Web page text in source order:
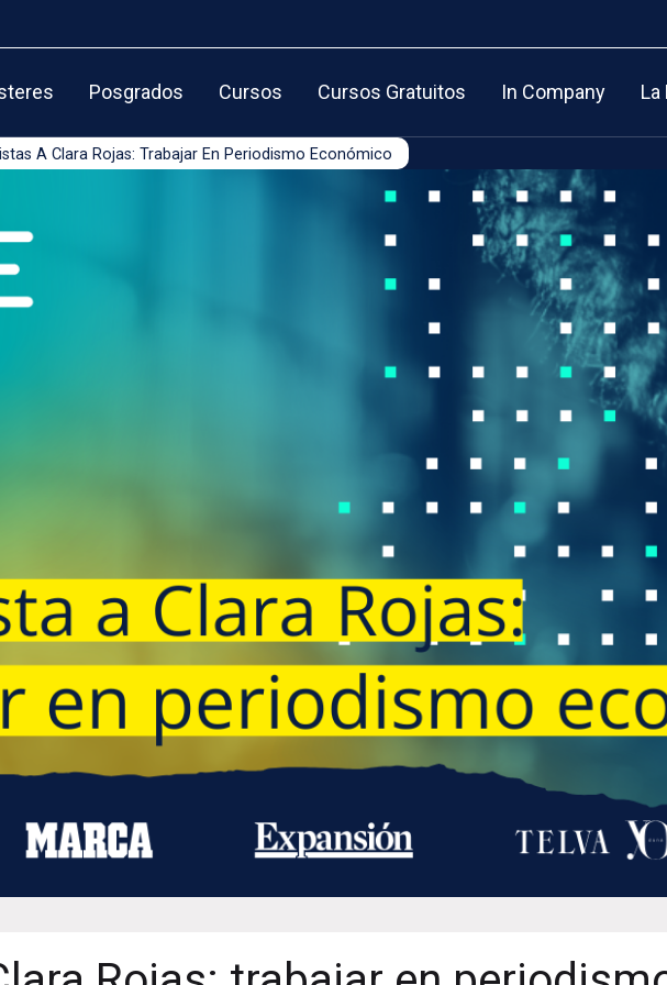
Posgrados Cursos Cursos Gratuitos In Company La
A Clara Rojas: Trabajar En Periodismo Económico